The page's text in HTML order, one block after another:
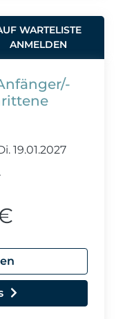
WARTELISTE
ANMELDEN
19.01.2027